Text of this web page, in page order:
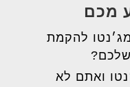
מכם
להקמת
ואתם לא